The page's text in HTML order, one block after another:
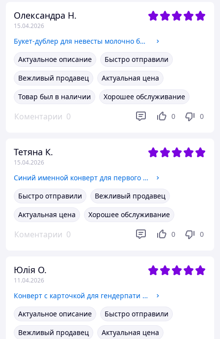
Олександра Н.
15.04.2026
Букет-дублер для невесты молочно белые розы айвори лента
Актуальное описание
Быстро отправили
Вежливый продавец
Актуальная цена
Товар был в наличии
Хорошее обслуживание
Коментарии 0 0 0
Тетяна К.
15.04.2026
Синий именной конверт для первого локона с ножницами (серебро)
Быстро отправили
Вежливый продавец
Актуальная цена
Хорошее обслуживание
Коментарии 0 0 0
Юлія О.
11.04.2026
Конверт с карточкой для гендерпати УЗД Скрининг Вечеринка угадай пол ребенка
Актуальное описание
Быстро отправили
Вежливый продавец
Актуальная цена